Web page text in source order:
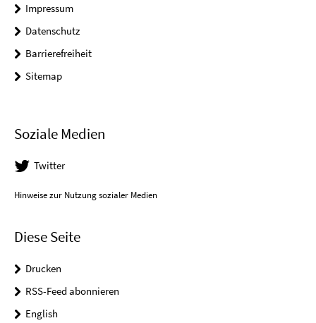
Impressum
Datenschutz
Barrierefreiheit
Sitemap
Soziale Medien
Twitter
Hinweise zur Nutzung sozialer Medien
Diese Seite
Drucken
RSS-Feed abonnieren
English